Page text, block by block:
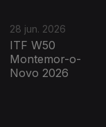
28 jun. 2026
ITF W50
Montemor-o-
Novo 2026